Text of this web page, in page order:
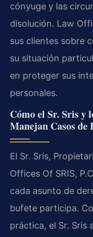
cónyuge y las
disolución. Law
sus clientes sobre
su situación
en proteger sus
personales.
Cómo el Sr. Sris y
Manejan Casos
El Sr. Sris,
Offices Of SRIS,
cada asunto de
bufete participa.
práctica, el Sr. Sris